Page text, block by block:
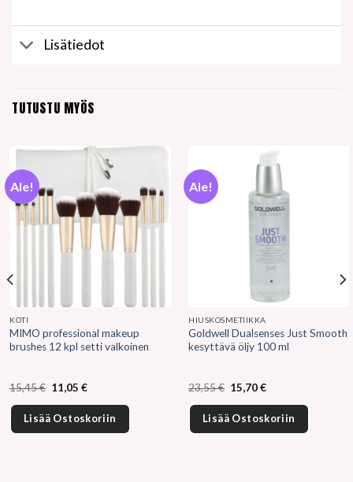
Lisätiedot
TUTUSTU MYÖS
Ale!
KOTI
MIMO professional makeup
brushes 12 kpl setti valkoinen
15,45€ Alkuperäinen
hinta
oli:
15,45 €.
11,05€Nykyinen
on:
11,05 €.
Lisää Ostoskoriin
Ale!
HIUSKOSMETIIKKA
Goldwell Dualsenses Just Smooth
kesyttävä öljy 100 ml
23,55€ Alkuperäinen
hinta
oli:
23,55 €.
15,70€Nykyinen
on:
15,70 €.
Lisää Ostoskoriin